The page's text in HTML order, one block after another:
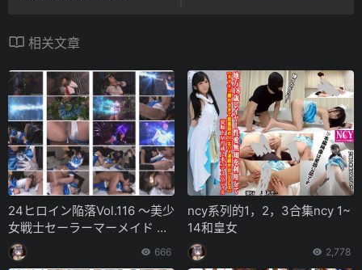
相关文章
24ヒロイン陥落Vol.116 ～美少
女戦士セーラーマーメイド 力
尽きた人魚を襲う強襲魔たち
の毒牙～
666
ncy系列的1，2，3合集ncy 1~
14和皇女
2,778